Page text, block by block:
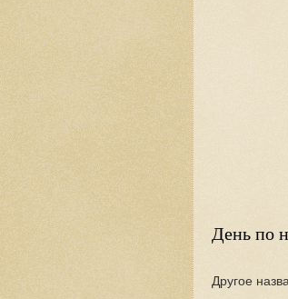
День по
Другое